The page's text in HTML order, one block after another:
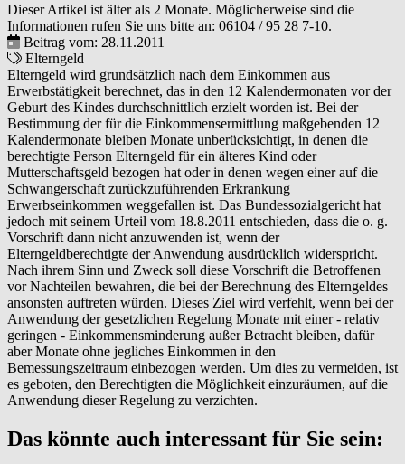
Dieser Artikel ist älter als 2 Monate. Möglicherweise sind die
Informationen rufen Sie uns bitte an: 06104 / 95 28 7-10.
Beitrag vom: 28.11.2011
Elterngeld
Elterngeld wird grundsätzlich nach dem Einkommen aus
Erwerbstätigkeit berechnet, das in den 12 Kalendermonaten vor der
Geburt des Kindes durchschnittlich erzielt worden ist. Bei der
Bestimmung der für die Einkommensermittlung maßgebenden 12
Kalendermonate bleiben Monate unberücksichtigt, in denen die
berechtigte Person Elterngeld für ein älteres Kind oder
Mutterschaftsgeld bezogen hat oder in denen wegen einer auf die
Schwangerschaft zurückzuführenden Erkrankung
Erwerbseinkommen weggefallen ist. Das Bundessozialgericht hat
jedoch mit seinem Urteil vom 18.8.2011 entschieden, dass die o. g.
Vorschrift dann nicht anzuwenden ist, wenn der
Elterngeldberechtigte der Anwendung ausdrücklich widerspricht.
Nach ihrem Sinn und Zweck soll diese Vorschrift die Betroffenen
vor Nachteilen bewahren, die bei der Berechnung des Elterngeldes
ansonsten auftreten würden. Dieses Ziel wird verfehlt, wenn bei der
Anwendung der gesetzlichen Regelung Monate mit einer - relativ
geringen - Einkommensminderung außer Betracht bleiben, dafür
aber Monate ohne jegliches Einkommen in den
Bemessungszeitraum einbezogen werden. Um dies zu vermeiden, ist
es geboten, den Berechtigten die Möglichkeit einzuräumen, auf die
Anwendung dieser Regelung zu verzichten.
Das könnte auch interessant für Sie sein: